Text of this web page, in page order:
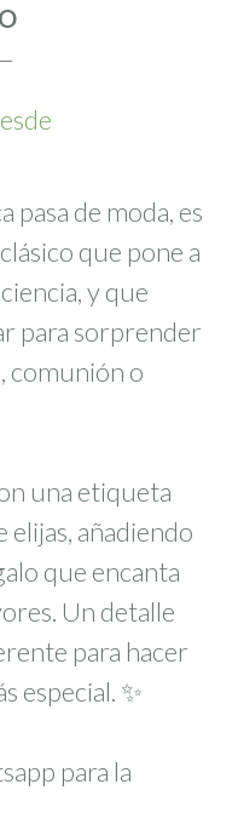
pasa de moda, es
que pone a
y que
para sorprender
comunión o
una etiqueta
elijas, añadiendo
que encanta
Un detalle
para hacer
especial. ✨
para la